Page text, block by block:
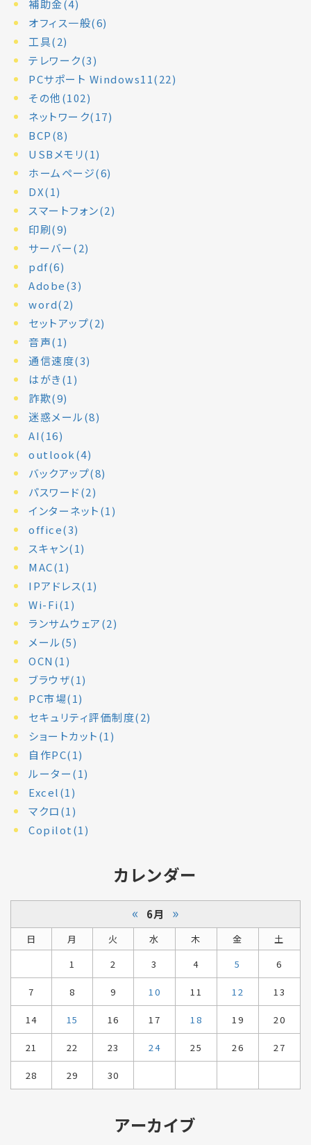
補助金(4)
オフィス一般(6)
工具(2)
テレワーク(3)
PCサポート Windows11(22)
その他(102)
ネットワーク(17)
BCP(8)
USBメモリ(1)
ホームページ(6)
DX(1)
スマートフォン(2)
印刷(9)
サーバー(2)
pdf(6)
Adobe(3)
word(2)
セットアップ(2)
音声(1)
通信速度(3)
はがき(1)
詐欺(9)
迷惑メール(8)
AI(16)
outlook(4)
バックアップ(8)
パスワード(2)
インターネット(1)
office(3)
スキャン(1)
MAC(1)
IPアドレス(1)
Wi-Fi(1)
ランサムウェア(2)
メール(5)
OCN(1)
ブラウザ(1)
PC市場(1)
セキュリティ評価制度(2)
ショートカット(1)
自作PC(1)
ルーター(1)
Excel(1)
マクロ(1)
Copilot(1)
カレンダー
« 6月 »
日 月 火 水 木 金
土
1
2 3 4 5 6
7 8 9 10 11 12 13
14 15 16 17 18 19 20
21 22 23 24 25 26 27
28 29 30
アーカイブ